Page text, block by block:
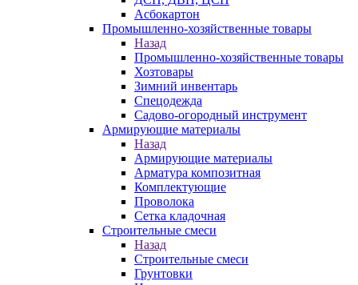
Асбокартон
Промышленно-хозяйственные товары
Назад
Промышленно-хозяйственные товары
Хозтовары
Зимний инвентарь
Спецодежда
Садово-огородный инструмент
Армирующие материалы
Назад
Армирующие материалы
Арматура композитная
Комплектующие
Проволока
Сетка кладочная
Строительные смеси
Назад
Строительные смеси
Грунтовки